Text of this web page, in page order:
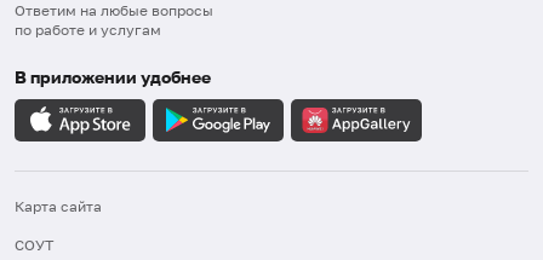
Ответим на любые вопросы
по работе и услугам
В приложении удобнее
Карта сайта
СОУТ